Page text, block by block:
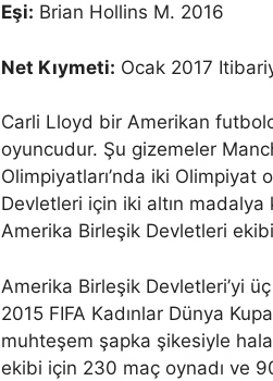
Eşi: Brian Hollins M. 2016
Net Kıymeti: Ocak 2017
Carli Lloyd bir Amerikan
oyuncudur. Şu gizemeler
Olimpiyatları’nda iki
Devletleri için iki altın madalya
Amerika Birleşik Devletleri
Amerika Birleşik Devletleri’yi
2015 FIFA Kadınlar Dünya
muhteşem şapka şikesiyle
ekibi için 230 maç oynadı ve